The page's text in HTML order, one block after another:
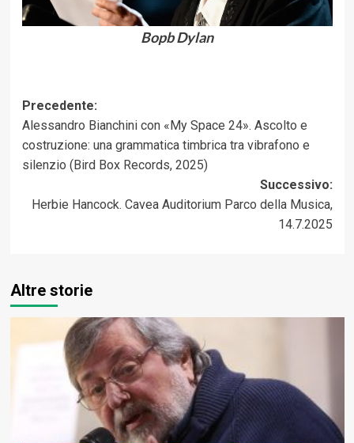
Bopb Dylan
Navigazione
articolo
Precedente:
Alessandro Bianchini con «My Space 24». Ascolto e
costruzione: una grammatica timbrica tra vibrafono e
silenzio (Bird Box Records, 2025)
Successivo:
Herbie Hancock. Cavea Auditorium Parco della Musica,
14.7.2025
Altre storie